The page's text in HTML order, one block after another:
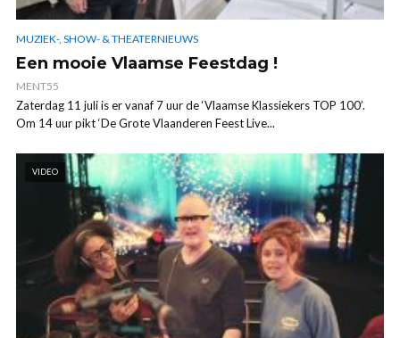
MUZIEK-, SHOW- & THEATERNIEUWS
Een mooie Vlaamse Feestdag !
MENT55
Zaterdag 11 juli is er vanaf 7 uur de ‘Vlaamse Klassiekers TOP 100’.
Om 14 uur pikt ‘De Grote Vlaanderen Feest Live...
VIDEO